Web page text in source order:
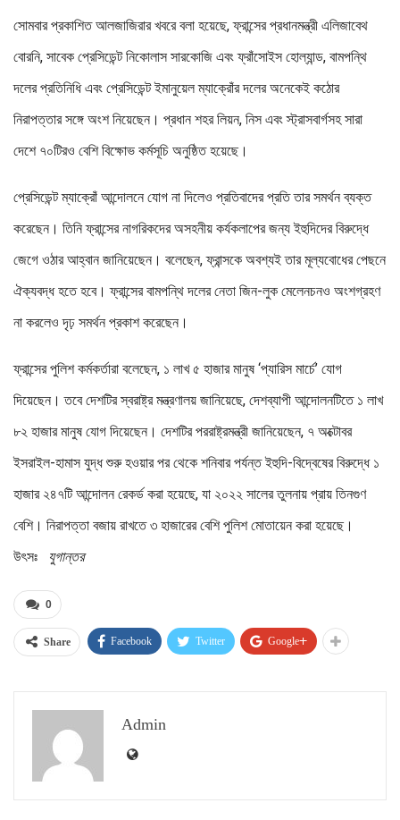
সোমবার প্রকাশিত আলজাজিরার খবরে বলা হয়েছে, ফ্রান্সের প্রধানমন্ত্রী এলিজাবেথ
বোরনি, সাবেক প্রেসিডেন্ট নিকোলাস সারকোজি এবং ফ্রাঁসোইস হোল্যান্ড, বামপন্থি
দলের প্রতিনিধি এবং প্রেসিডেন্ট ইমানুয়েল ম্যাক্রোঁর দলের অনেকেই কঠোর
নিরাপত্তার সঙ্গে অংশ নিয়েছেন। প্রধান শহর লিয়ন, নিস এবং স্ট্রাসবার্গসহ সারা
দেশে ৭০টিরও বেশি বিক্ষোভ কর্মসূচি অনুষ্ঠিত হয়েছে।
প্রেসিডেন্ট ম্যাক্রোঁ আন্দোলনে যোগ না দিলেও প্রতিবাদের প্রতি তার সমর্থন ব্যক্ত
করেছেন। তিনি ফ্রান্সের নাগরিকদের অসহনীয় কর্যকলাপের জন্য ইহুদিদের বিরুদ্ধে
জেগে ওঠার আহ্বান জানিয়েছেন। বলেছেন, ফ্রান্সকে অবশ্যই তার মূল্যবোধের পেছনে
ঐক্যবদ্ধ হতে হবে। ফ্রান্সের বামপন্থি দলের নেতা জিন-লুক মেলেনচনও অংশগ্রহণ
না করলেও দৃঢ় সমর্থন প্রকাশ করেছেন।
ফ্রান্সের পুলিশ কর্মকর্তারা বলেছেন, ১ লাখ ৫ হাজার মানুষ ‘প্যারিস মার্চে’ যোগ
দিয়েছেন। তবে দেশটির স্বরাষ্ট্র মন্ত্রণালয় জানিয়েছে, দেশব্যাপী আন্দোলনটিতে ১ লাখ
৮২ হাজার মানুষ যোগ দিয়েছেন। দেশটির পররাষ্ট্রমন্ত্রী জানিয়েছেন, ৭ অক্টোবর
ইসরাইল-হামাস যুদ্ধ শুরু হওয়ার পর থেকে শনিবার পর্যন্ত ইহুদি-বিদ্বেষের বিরুদ্ধে ১
হাজার ২৪৭টি আন্দোলন রেকর্ড করা হয়েছে, যা ২০২২ সালের তুলনায় প্রায় তিনগুণ
বেশি। নিরাপত্তা বজায় রাখতে ৩ হাজারের বেশি পুলিশ মোতায়েন করা হয়েছে।
উৎসঃ
যুগান্তর
0
Share Facebook Twitter Google+
Admin